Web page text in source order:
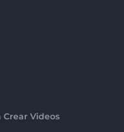
Crear Videos